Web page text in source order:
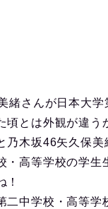
緒さんが日本大
頃とは外観が違う
乃木坂46矢久保美
・高等学校の学生
！
二中学校・高等学